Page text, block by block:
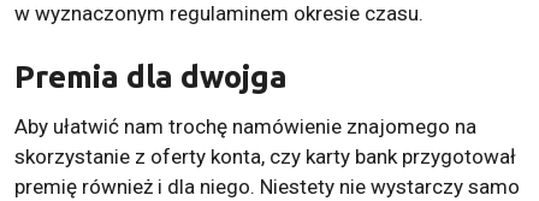
w wyznaczonym regulaminem okresie czasu.
Premia dla dwojga
Aby ułatwić nam trochę namówienie znajomego na
skorzystanie z oferty konta, czy karty bank przygotował
premię również i dla niego. Niestety nie wystarczy samo